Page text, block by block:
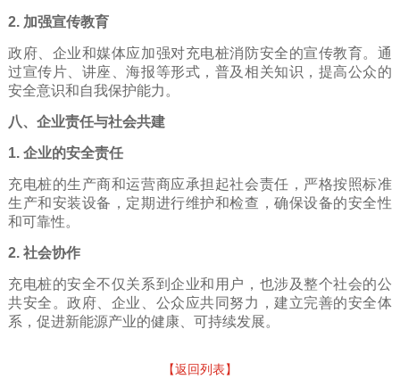
2. 加强宣传教育
政府、企业和媒体应加强对充电桩消防安全的宣传教育。通
过宣传片、讲座、海报等形式，普及相关知识，提高公众的
安全意识和自我保护能力。
八、企业责任与社会共建
1. 企业的安全责任
充电桩的生产商和运营商应承担起社会责任，严格按照标准
生产和安装设备，定期进行维护和检查，确保设备的安全性
和可靠性。
2. 社会协作
充电桩的安全不仅关系到企业和用户，也涉及整个社会的公
共安全。政府、企业、公众应共同努力，建立完善的安全体
系，促进新能源产业的健康、可持续发展。
【返回列表】